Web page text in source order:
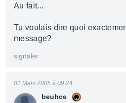
Au fait...
Tu voulais dire quoi
message?
signaler
beuhce
01 Mars 2005 à 09:24